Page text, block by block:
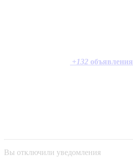
+132 объявления
Вы отключили уведомления